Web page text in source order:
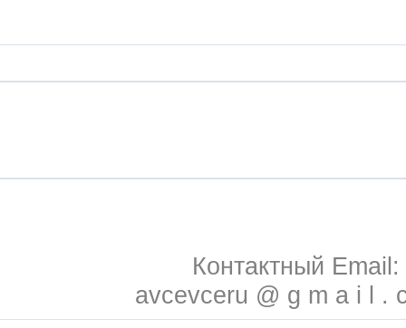
Контактный Email:
avcevceru @ g m a i l .